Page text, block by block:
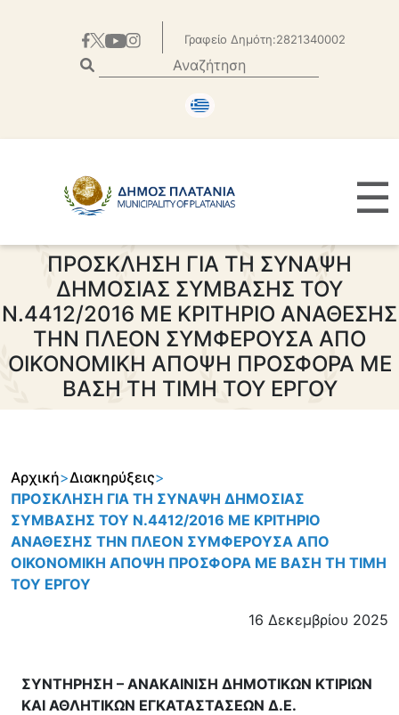
Γραφείο Δημότη:2821340002
☰
ΠΡΟΣΚΛΗΣΗ ΓΙΑ ΤΗ ΣΥΝΑΨΗ
ΔΗΜΟΣΙΑΣ ΣΥΜΒΑΣΗΣ ΤΟΥ
Ν.4412/2016 ΜΕ ΚΡΙΤΗΡΙΟ ΑΝΑΘΕΣΗΣ
ΤHΝ ΠΛΕΟΝ ΣΥΜΦΕΡΟΥΣΑ ΑΠΟ
ΟΙΚΟΝOΜΙΚΗ ΑΠΟΨΗ ΠΡΟΣΦΟΡΑ ΜΕ
ΒΑΣΗ ΤΗ ΤΙΜΗ ΤΟΥ ΕΡΓΟΥ
Αρχική>Διακηρύξεις>
ΠΡΟΣΚΛΗΣΗ ΓΙΑ ΤΗ ΣΥΝΑΨΗ ΔΗΜΟΣΙΑΣ
ΣΥΜΒΑΣΗΣ ΤΟΥ Ν.4412/2016 ΜΕ ΚΡΙΤΗΡΙΟ
ΑΝΑΘΕΣΗΣ ΤHΝ ΠΛΕΟΝ ΣΥΜΦΕΡΟΥΣΑ ΑΠΟ
ΟΙΚΟΝOΜΙΚΗ ΑΠΟΨΗ ΠΡΟΣΦΟΡΑ ΜΕ ΒΑΣΗ ΤΗ ΤΙΜΗ
ΤΟΥ ΕΡΓΟΥ
16 Δεκεμβρίου 2025
ΣΥΝΤΗΡΗΣΗ – ΑΝΑΚΑΙΝΙΣΗ ΔΗΜΟΤΙΚΩΝ ΚΤΙΡΙΩΝ
ΚΑΙ ΑΘΛΗΤΙΚΩΝ ΕΓΚΑΤΑΣΤΑΣΕΩΝ Δ.Ε.